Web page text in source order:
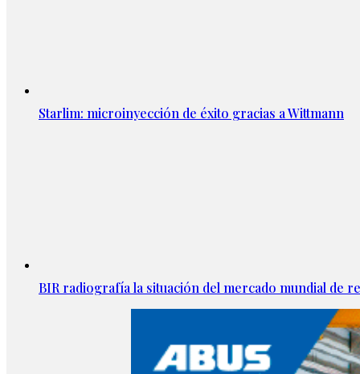
Starlim: microinyección de éxito gracias a Wittmann
BIR radiografía la situación del mercado mundial de